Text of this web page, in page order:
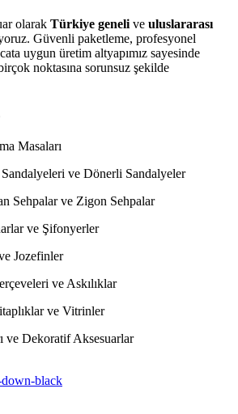
olarak Türkiye geneli ve uluslararası
Güvenli paketleme, profesyonel
uygun üretim altyapımız sayesinde
noktasına sorunsuz şekilde
Masaları
ve Dönerli Sandalyeler
Sehpalar ve Zigon Sehpalar
ve Şifonyerler
Jozefinler
ve Askılıklar
ve Vitrinler
ve Dekoratif Aksesuarlar